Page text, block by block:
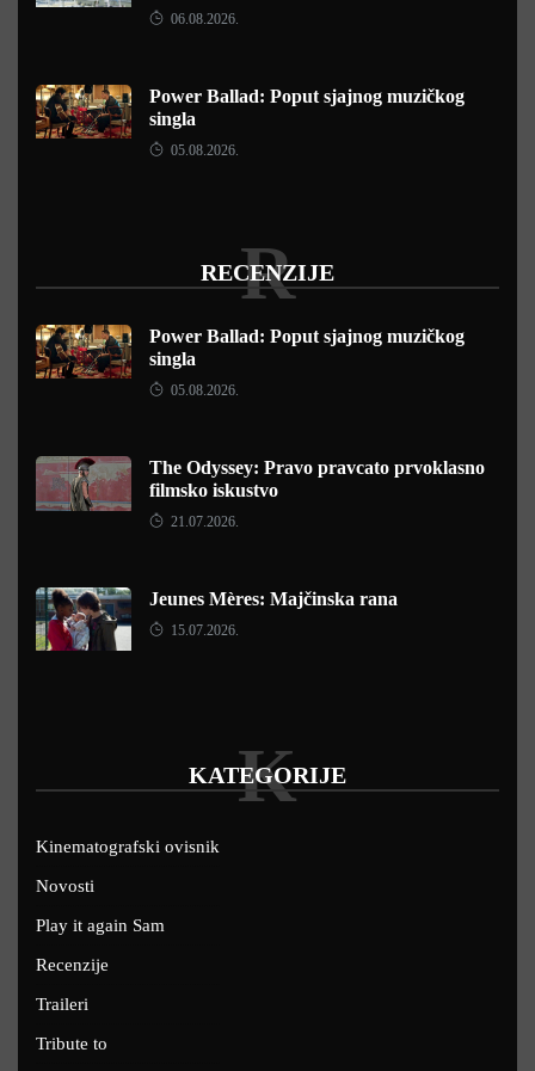
06.08.2026.
Power Ballad: Poput sjajnog muzičkog
singla
05.08.2026.
RECENZIJE
R
Power Ballad: Poput sjajnog muzičkog
singla
05.08.2026.
The Odyssey: Pravo pravcato prvoklasno
filmsko iskustvo
21.07.2026.
Jeunes Mères: Majčinska rana
15.07.2026.
KATEGORIJE
K
Kinematografski ovisnik
Novosti
Play it again Sam
Recenzije
Traileri
Tribute to